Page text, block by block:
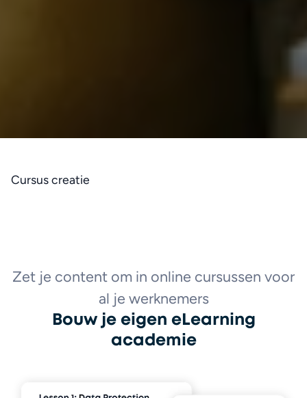
Cursus creatie
Bouw je eigen eLearning
academie
Zet je content om in online cursussen voor
al je werknemers